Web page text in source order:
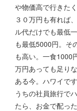
や物価高で行きた
３０万円も有れば
ル代だけでも最低
も最低5000円。そ
も高い。一食1000
万円あっても足り
ある今。ハワイで
うちの社員旅行で
たら、お金で配っ